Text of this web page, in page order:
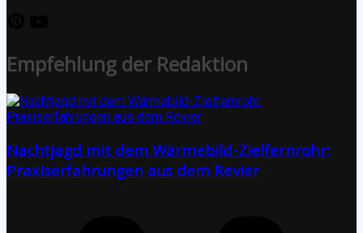
Empfehlung der Redaktion
Nachtjagd mit dem Wärmebild-Zielfernrohr:
Praxiserfahrungen aus dem Revier